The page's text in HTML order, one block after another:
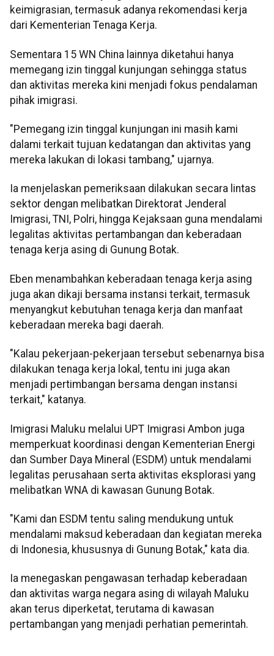
keimigrasian, termasuk adanya rekomendasi kerja
dari Kementerian Tenaga Kerja.
Sementara 15 WN China lainnya diketahui hanya
memegang izin tinggal kunjungan sehingga status
dan aktivitas mereka kini menjadi fokus pendalaman
pihak imigrasi.
"Pemegang izin tinggal kunjungan ini masih kami
dalami terkait tujuan kedatangan dan aktivitas yang
mereka lakukan di lokasi tambang," ujarnya.
Ia menjelaskan pemeriksaan dilakukan secara lintas
sektor dengan melibatkan Direktorat Jenderal
Imigrasi, TNI, Polri, hingga Kejaksaan guna mendalami
legalitas aktivitas pertambangan dan keberadaan
tenaga kerja asing di Gunung Botak.
Eben menambahkan keberadaan tenaga kerja asing
juga akan dikaji bersama instansi terkait, termasuk
menyangkut kebutuhan tenaga kerja dan manfaat
keberadaan mereka bagi daerah.
"Kalau pekerjaan-pekerjaan tersebut sebenarnya bisa
dilakukan tenaga kerja lokal, tentu ini juga akan
menjadi pertimbangan bersama dengan instansi
terkait," katanya.
Imigrasi Maluku melalui UPT Imigrasi Ambon juga
memperkuat koordinasi dengan Kementerian Energi
dan Sumber Daya Mineral (ESDM) untuk mendalami
legalitas perusahaan serta aktivitas eksplorasi yang
melibatkan WNA di kawasan Gunung Botak.
"Kami dan ESDM tentu saling mendukung untuk
mendalami maksud keberadaan dan kegiatan mereka
di Indonesia, khususnya di Gunung Botak," kata dia.
Ia menegaskan pengawasan terhadap keberadaan
dan aktivitas warga negara asing di wilayah Maluku
akan terus diperketat, terutama di kawasan
pertambangan yang menjadi perhatian pemerintah.